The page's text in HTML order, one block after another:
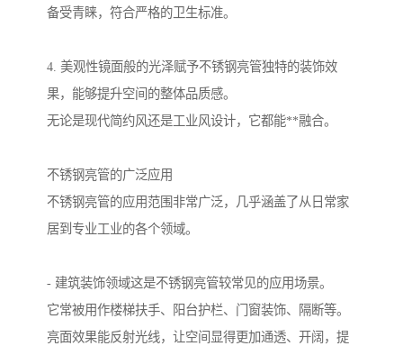
备受青睐，符合严格的卫生标准。
4. 美观性镜面般的光泽赋予不锈钢亮管独特的装饰效
果，能够提升空间的整体品质感。
无论是现代简约风还是工业风设计，它都能**融合。
不锈钢亮管的广泛应用
不锈钢亮管的应用范围非常广泛，几乎涵盖了从日常家
居到专业工业的各个领域。
- 建筑装饰领域这是不锈钢亮管较常见的应用场景。
它常被用作楼梯扶手、阳台护栏、门窗装饰、隔断等。
亮面效果能反射光线，让空间显得更加通透、开阔，提